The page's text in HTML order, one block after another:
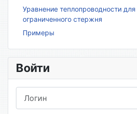
Уравнение теплопроводности для
ограниченного стержня
Примеры
Войти